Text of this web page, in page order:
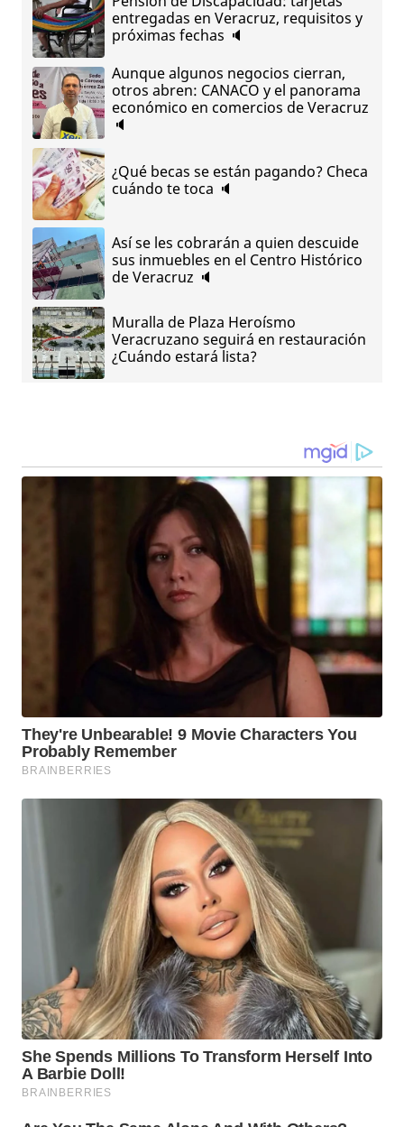
entregadas en Veracruz, requisitos y
próximas fechas 🔈
Aunque algunos negocios cierran,
otros abren: CANACO y el panorama
económico en comercios de Veracruz
🔈
¿Qué becas se están pagando? Checa
cuándo te toca 🔈
Así se les cobrarán a quien descuide
sus inmuebles en el Centro Histórico
de Veracruz 🔈
Muralla de Plaza Heroísmo
Veracruzano seguirá en restauración
¿Cuándo estará lista?